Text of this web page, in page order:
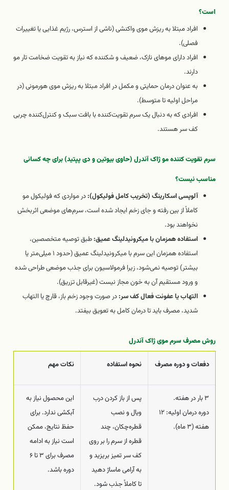
است؟
افراد مبتلا به ریزش موی واکنشی (ناشی از استرس، رژیم غذایی یا تغییرات
فصلی).
افراد دارای موهای نازک، ضعیف و شکننده که نیاز به تقویت ضخامت تار مو
دارند.
به عنوان درمان حمایتی و مکمل در افراد مبتلا به ریزش موی هورمونی (در
مراحل اولیه تا متوسط).
افرادی که به دنبال یک سرم تقویت‌کننده با بافت سبک و کنترل‌کننده چربی
کف سر هستند.
سرم تقویت کننده مو ژاک آندرل (حاوی بیوتین و دی پپتید) برای چه کسانی
مناسب نیست؟
آلوپسی اسکارینگ (تخریب کامل فولیکول):در مواردی که فولیکول مو
کاملاً از بین رفته و جای زخم ایجاد شده است، سرم‌های موضعی اثربخش
نخواهند بود.
استفاده همزمان با میکرونیدلینگ عمیق:طبق توصیه متخصصین،
استفاده همزمان این سرم با میکرونیدلینگ عمیق (حدود ۱ میلی‌متر یا
بیشتر) توصیه نمی‌شود، زیرا فرمولاسیون برای جذب موضعی طراحی شده
و ورود مستقیم آن به خون مجاز نیست (غیرقابل تزریق).
التهاب یا عفونت فعال کف سر:در صورت وجود زخم باز، قارچ یا التهاب
شدید، مصرف باید تا درمان کامل به تعویق بیفتد.
روش مصرف سرم موی ژاک آندرل
دفعات و دوره مصرف نحوه استفاده نکات مهم
۳ بار در هفته.
دوره درمان اولیه: ۱۲
هفته (۳ ماه).
پس از باز کردن درب
ویال و نصب
قطره‌چکان، چند
قطره از سرم را بر روی
کف سر تمیز بریزید و
به آرامی ماساژ دهید
تا کاملاً جذب شود.
این محصول نیاز به
آبکشی ندارد. برای
حفظ نتایج، ممکن
است نیاز به ادامه
مصرف برای ۳ تا ۶
دوره باشد.